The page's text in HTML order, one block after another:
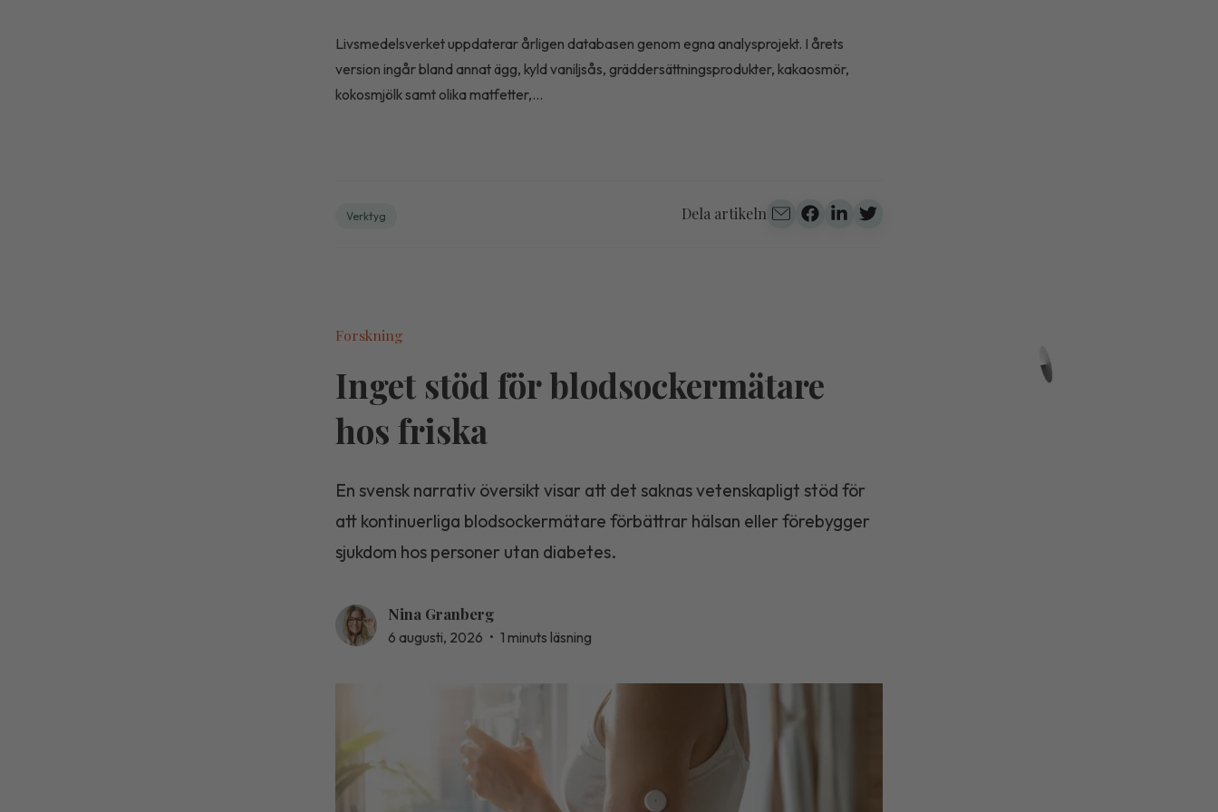
Livsmedelsverket uppdaterar årligen databasen genom egna analysprojekt. I årets
version ingår bland annat ägg, kyld vaniljsås, gräddersättningsprodukter, kakaosmör,
kokosmjölk samt olika matfetter,...
Verktyg Dela artikeln
Forskning
Inget stöd för blodsockermätare
hos friska
En svensk narrativ översikt visar att det saknas vetenskapligt stöd för
att kontinuerliga blodsockermätare förbättrar hälsan eller förebygger
sjukdom hos personer utan diabetes.
Nina Granberg
6 augusti, 2026 • 1 minuts läsning